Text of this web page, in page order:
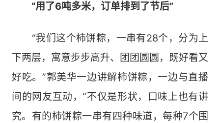
“用了6吨多米，订单排到了节后”
“我们这个柿饼粽，一串有28个，分为上
下两层，寓意步步高升、团团圆圆，既好看又
好吃。”郭美华一边讲解柿饼粽，一边与直播
间的网友互动，“不仅是形状，口味上也有讲
究。有的柿饼粽一串有四种味道，每种7个围